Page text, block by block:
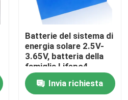
Batterie del sistema di
energia solare 2.5V-
3.65V, batteria della
famiglia Lifepo4
Invia richiesta